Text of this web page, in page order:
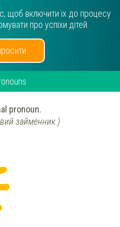
щоб включити їх до процесу
про успіхи дітей.
pronoun.
займенник.)